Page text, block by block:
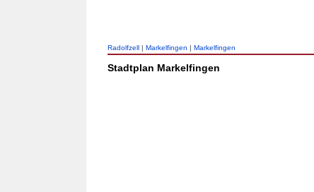
Radolfzell | Markelfingen | Markelfingen
Stadtplan Markelfingen